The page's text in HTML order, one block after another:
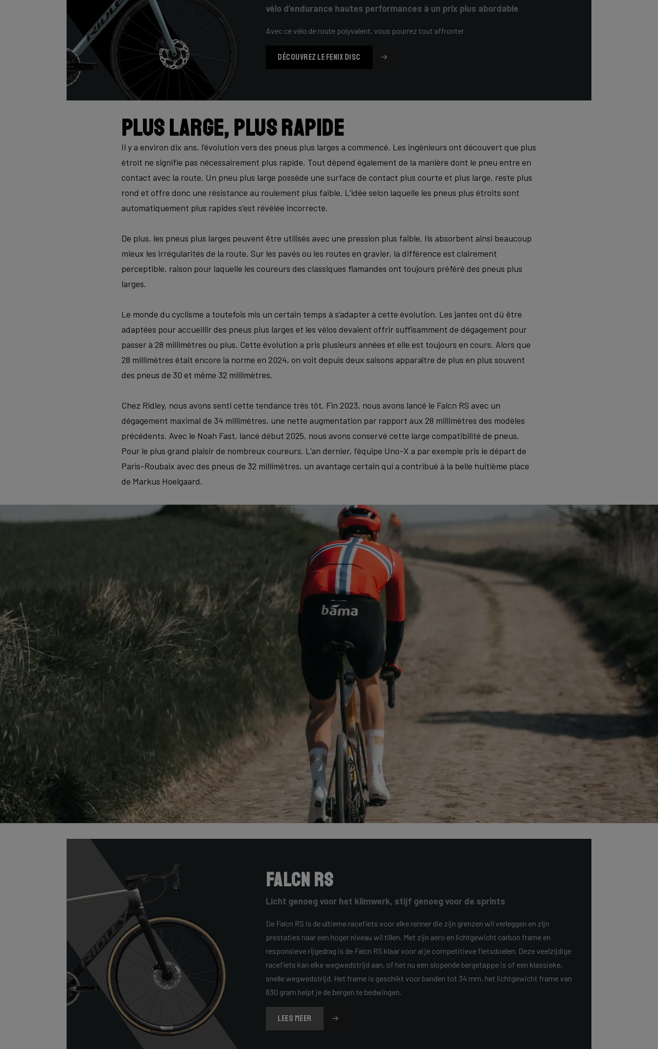
vélo d’endurance hautes performances à un prix plus abordable
Avec ce vélo de route polyvalent, vous pourrez tout affronter
DÉCOUVREZ LE FENIX DISC
Plus large, plus rapide
Il y a environ dix ans, l’évolution vers des pneus plus larges a commencé. Les ingénieurs ont découvert que plus
étroit ne signifie pas nécessairement plus rapide. Tout dépend également de la manière dont le pneu entre en
contact avec la route. Un pneu plus large possède une surface de contact plus courte et plus large, reste plus
rond et offre donc une résistance au roulement plus faible. L’idée selon laquelle les pneus plus étroits sont
automatiquement plus rapides s’est révélée incorrecte.
De plus, les pneus plus larges peuvent être utilisés avec une pression plus faible. Ils absorbent ainsi beaucoup
mieux les irrégularités de la route. Sur les pavés ou les routes en gravier, la différence est clairement
perceptible, raison pour laquelle les coureurs des classiques flamandes ont toujours préféré des pneus plus
larges.
Le monde du cyclisme a toutefois mis un certain temps à s’adapter à cette évolution. Les jantes ont dû être
adaptées pour accueillir des pneus plus larges et les vélos devaient offrir suffisamment de dégagement pour
passer à 28 millimètres ou plus. Cette évolution a pris plusieurs années et elle est toujours en cours. Alors que
28 millimètres était encore la norme en 2024, on voit depuis deux saisons apparaître de plus en plus souvent
des pneus de 30 et même 32 millimètres.
Chez Ridley, nous avons senti cette tendance très tôt. Fin 2023, nous avons lancé le Falcn RS avec un
dégagement maximal de 34 millimètres, une nette augmentation par rapport aux 28 millimètres des modèles
précédents. Avec le Noah Fast, lancé début 2025, nous avons conservé cette large compatibilité de pneus.
Pour le plus grand plaisir de nombreux coureurs. L’an dernier, l’équipe Uno-X a par exemple pris le départ de
Paris-Roubaix avec des pneus de 32 millimètres, un avantage certain qui a contribué à la belle huitième place
de Markus Hoelgaard.
Falcn RS
Licht genoeg voor het klimwerk, stijf genoeg voor de sprints
De Falcn RS is de ultieme racefiets voor elke renner die zijn grenzen wil verleggen en zijn
prestaties naar een hoger niveau wil tillen. Met zijn aero en lichtgewicht carbon frame en
responsieve rijgedrag is de Falcn RS klaar voor al je competitieve fietsdoelen. Deze veelzijdige
racefiets kan elke wegwedstrijd aan, of het nu een slopende bergetappe is of een klassieke,
snelle wegwedstrijd. Het frame is geschikt voor banden tot 34 mm, het lichtgewicht frame van
830 gram helpt je de bergen te bedwingen.
LEES MEER